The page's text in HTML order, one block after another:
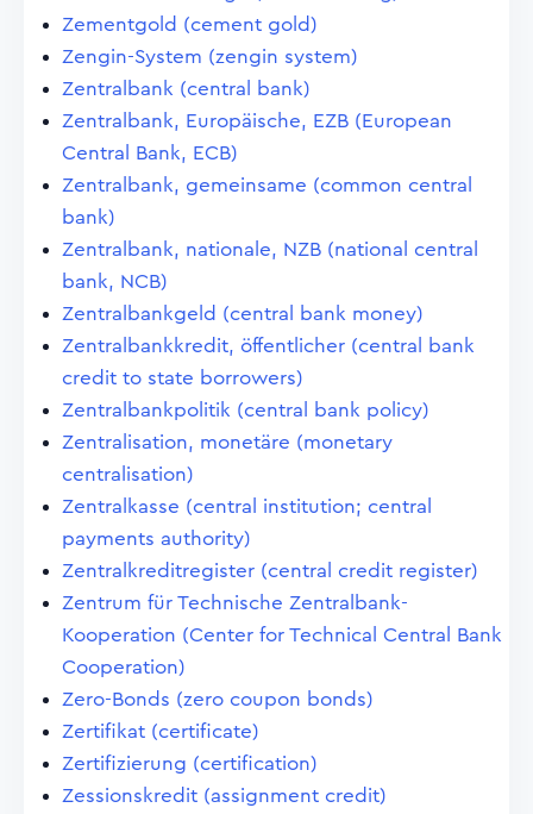
Zementgold (cement gold)
Zengin-System (zengin system)
Zentralbank (central bank)
Zentralbank, Europäische, EZB (European
Central Bank, ECB)
Zentralbank, gemeinsame (common central
bank)
Zentralbank, nationale, NZB (national central
bank, NCB)
Zentralbankgeld (central bank money)
Zentralbankkredit, öffentlicher (central bank
credit to state borrowers)
Zentralbankpolitik (central bank policy)
Zentralisation, monetäre (monetary
centralisation)
Zentralkasse (central institution; central
payments authority)
Zentralkreditregister (central credit register)
Zentrum für Technische Zentralbank-
Kooperation (Center for Technical Central Bank
Cooperation)
Zero-Bonds (zero coupon bonds)
Zertifikat (certificate)
Zertifizierung (certification)
Zessionskredit (assignment credit)